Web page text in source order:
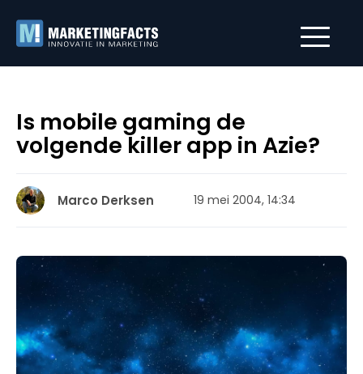
Is mobile gaming de
volgende killer app in Azie?
Marco Derksen 19 mei 2004, 14:34